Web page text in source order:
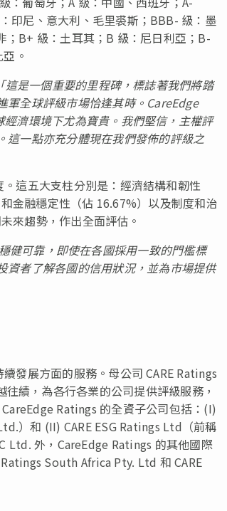
印尼、意大利、毛里裘斯；BBB- 級：墨
B+ 級：土耳其；B 級：尼日利亞；B-
。
「這是一個重要的里程碑，標誌著我們將踏
軍全球評級市場恰逢其時。CareEdge
濟環境下尤為寶貴。我們堅信，主權評
這一點亦充分體現在我們發佈的評級之
這五大支柱分別是：經濟結構和韌性
金融穩定性（佔 16.67%）以及制度和治
來趨勢，作出全面評估。
健可靠，即使在各國採用一致的門檻標
資者了解各國的信用狀況，並為市場提供
發展方面的服務。母公司 CARE Ratings
績，為各行各業的公司提供評級服務，
Ratings 的全資子公司包括：(I)
）和 (II) CARE ESG Ratings Ltd（前稱
Ltd. 外，CareEdge Ratings 的其他國際
South Africa Pty. Ltd 和 CARE